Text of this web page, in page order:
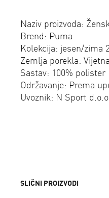
Naziv proizvoda:
Brend: Puma
Kolekcija: jesen/zima
Zemlja porekla:
Sastav: 100% polister
Održavanje: Prema
Uvoznik: N Sport
SLIČNI PROIZVODI